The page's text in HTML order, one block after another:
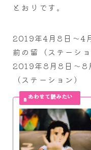
とおりです。
2019年4月8日～4
前の留（ステーショ
2019年8月8日～8
（ステーション）